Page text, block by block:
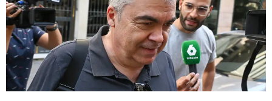
La rosa de los vientos
Gente viajera
Como el perro y el
Caso
Retornados
Equipo de
Operación Viuda
Extremadura
Galicia
La Rioja
Navarra
País Vasco
Virales
Televisión
Elecciones